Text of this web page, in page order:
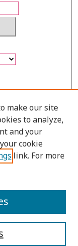
make our site
to analyze,
and your
cookie
link. For more